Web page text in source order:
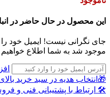
این محصول در حال حاضر در
جای نگرانی نیست! ایمیل خود را
موجود شد به شما اطلاع خواهیم
🎁انتخاب هدیه در سبد خرید بالای 500,000
🛠 ارتباط با پشتیبانی فنی و